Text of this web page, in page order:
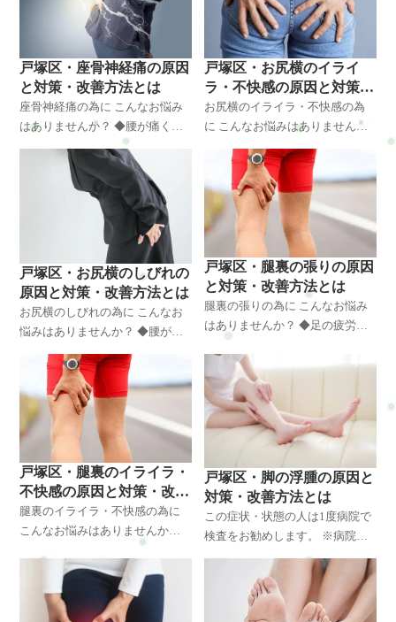
戸塚区・座骨神経痛の原因
と対策・改善方法とは
座骨神経痛の為に こんなお悩み
はありませんか？ ◆腰が痛くて
動きに制限があり悩んでいる ◆
歩くのも辛いときがあるので悩
んでいる ◆慢性化しそうで悩ん
でいる ◆仕事に支障がでて悩ん
戸塚区・お尻横のイライ
ラ・不快感の原因と対策・
改善方法とは
お尻横のイライラ・不快感の為
に こんなお悩みはありません
あり悩んでいる ◆歩くのも辛い
ときがあるので悩んでいる ◆慢
性化しそうで悩んでいる ◆仕事
に
戸塚区・お尻横のしびれの
原因と対策・改善方法とは
お尻横のしびれの為に こんなお
悩みはありませんか？ ◆腰が痛
る ◆歩くのも辛いときがあるの
で悩んでいる ◆慢性化しそうで
悩んでいる ◆仕事に支障がでて
戸塚区・腿裏の張りの原因
と対策・改善方法とは
腿裏の張りの為に こんなお悩み
はありませんか？ ◆足の疲労感
きがあるので悩んでいる ◆慢性
化しそうで悩んでいる ◆仕事に
支障がでて悩んでいる ◆生
戸塚区・腿裏のイライラ・
不快感の原因と対策・改善
方法とは
腿裏のイライラ・不快感の為に
こんなお悩みはありませんか？
◆足の疲労感で悩んでいる ◆歩
くのも辛いときがあるので悩ん
でいる ◆慢性化しそうで悩んで
いる ◆仕事に支障がでて悩んで
戸塚区・脚の浮腫の原因と
対策・改善方法とは
この症状・状態の人は1度病院で
検査をお勧めします。 ※病院で
問題がなかった場合はいらして
ください(^^)/ 脚の浮腫の為に こ
んなお悩みはありませんか？ ◆
朝起きると脚が重くて